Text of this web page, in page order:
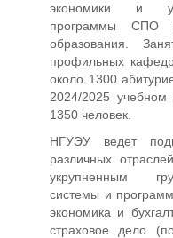
экономики и
программы СПО
образования.
профильных
около 1300
2024/2025
1350 человек.
НГУЭУ ведет
различных
укрупненным
системы и
экономика и
страховое дело